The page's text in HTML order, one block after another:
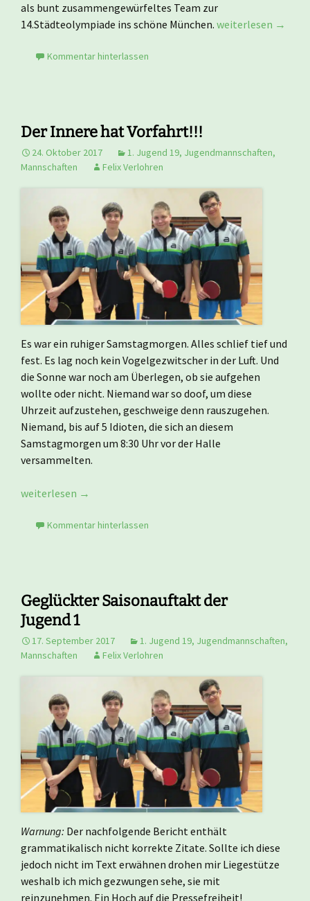
als bunt zusammengewürfeltes Team zur
14.Städteolympiade ins schöne München. Die Leipziger U15
weiterlesen →
Kommentar hinterlassen
Der Innere hat Vorfahrt!!!
24. Oktober 2017 1. Jugend 19, Jugendmannschaften,
Mannschaften
Felix Verlohren
Es war ein ruhiger Samstagmorgen. Alles schlief tief und
fest. Es lag noch kein Vogelgezwitscher in der Luft. Und
die Sonne war noch am Überlegen, ob sie aufgehen
wollte oder nicht. Niemand war so doof, um diese
Uhrzeit aufzustehen, geschweige denn rauszugehen.
Niemand, bis auf 5 Idioten, die sich an diesem
Samstagmorgen um 8:30 Uhr vor der Halle
versammelten.
Der Innere hat Vorfahrt!!!
weiterlesen →
Kommentar hinterlassen
Geglückter Saisonauftakt der
Jugend 1
17. September 2017 1. Jugend 19, Jugendmannschaften,
Mannschaften
Felix Verlohren
Warnung: Der nachfolgende Bericht enthält
grammatikalisch nicht korrekte Zitate. Sollte ich diese
jedoch nicht im Text erwähnen drohen mir Liegestütze
weshalb ich mich gezwungen sehe, sie mit
reinzunehmen. Ein Hoch auf die Pressefreiheit!